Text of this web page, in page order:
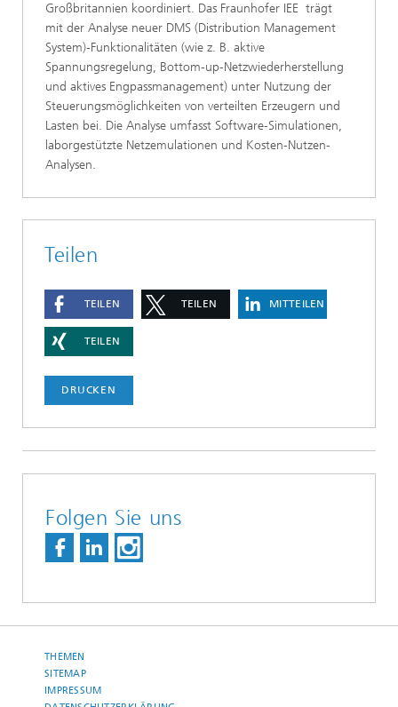
Großbritannien koordiniert. Das Fraunhofer IEE trägt
mit der Analyse neuer DMS (Distribution Management
System)-Funktionalitäten (wie z. B. aktive
Spannungsregelung, Bottom-up-Netzwiederherstellung
und aktives Engpassmanagement) unter Nutzung der
Steuerungsmöglichkeiten von verteilten Erzeugern und
Lasten bei. Die Analyse umfasst Software-Simulationen,
laborgestützte Netzemulationen und Kosten-Nutzen-
Analysen.
Teilen
TEILEN TEILEN MITTEILEN
TEILEN
DRUCKEN
Folgen Sie uns
THEMEN
SITEMAP
IMPRESSUM